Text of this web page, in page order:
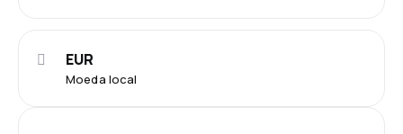
Moeda local
EUR